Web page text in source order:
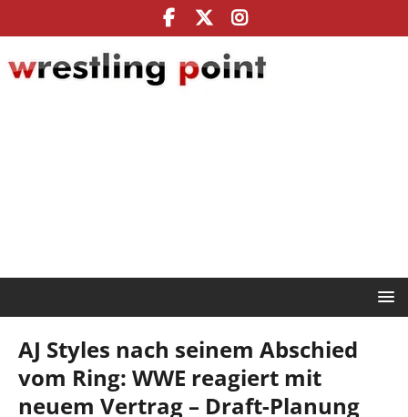
AJ Styles nach seinem Abschied
vom Ring: WWE reagiert mit
neuem Vertrag – Draft-Planung